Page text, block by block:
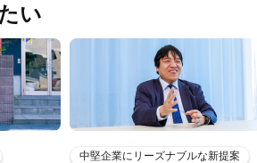
い
中堅企業にリーズナブルな新提案